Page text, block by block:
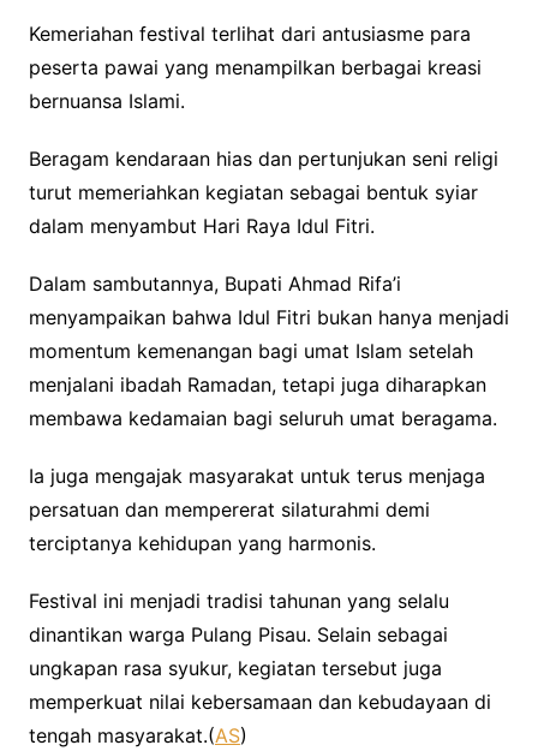
Kemeriahan festival terlihat dari antusiasme para
peserta pawai yang menampilkan berbagai kreasi
bernuansa Islami.
Beragam kendaraan hias dan pertunjukan seni religi
turut memeriahkan kegiatan sebagai bentuk syiar
dalam menyambut Hari Raya Idul Fitri.
Dalam sambutannya, Bupati Ahmad Rifa’i
menyampaikan bahwa Idul Fitri bukan hanya menjadi
momentum kemenangan bagi umat Islam setelah
menjalani ibadah Ramadan, tetapi juga diharapkan
membawa kedamaian bagi seluruh umat beragama.
Ia juga mengajak masyarakat untuk terus menjaga
persatuan dan mempererat silaturahmi demi
terciptanya kehidupan yang harmonis.
Festival ini menjadi tradisi tahunan yang selalu
dinantikan warga Pulang Pisau. Selain sebagai
ungkapan rasa syukur, kegiatan tersebut juga
memperkuat nilai kebersamaan dan kebudayaan di
tengah masyarakat.(AS)